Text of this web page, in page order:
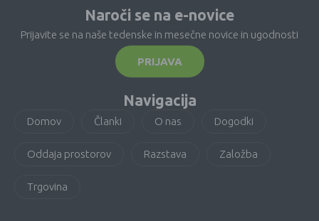
Naroči se na e-novice
Prijavite se na naše tedenske in mesečne novice in ugodnosti
PRIJAVA
Navigacija
Domov Članki O nas Dogodki
Oddaja prostorov Razstava Založba
Trgovina